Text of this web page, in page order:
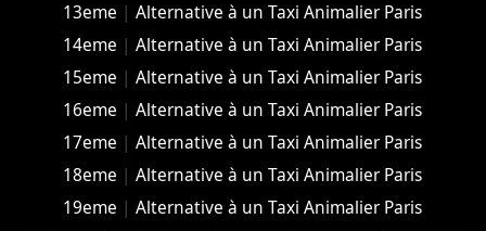
13eme |Alternative à un Taxi Animalier Paris
14eme |Alternative à un Taxi Animalier Paris
15eme |Alternative à un Taxi Animalier Paris
16eme |Alternative à un Taxi Animalier Paris
17eme |Alternative à un Taxi Animalier Paris
18eme |Alternative à un Taxi Animalier Paris
19eme |Alternative à un Taxi Animalier Paris